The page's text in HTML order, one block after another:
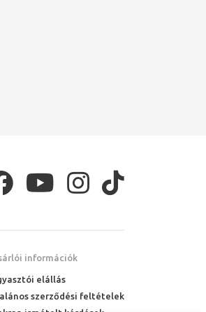
információk
elállás
szerződési feltételek